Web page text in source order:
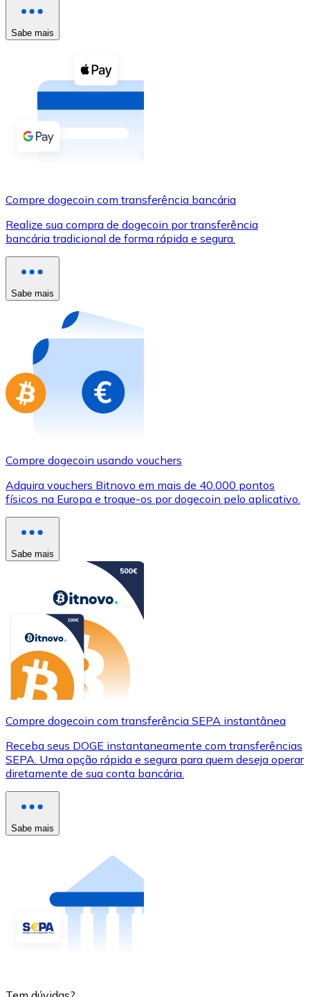
Ver tudo
Cupons cripto
Compre criptomoedas com dinheiro e outros
Comprar com dinheiro
Transferência SEPA
Use cartões Visa e Mastercard para comprar
Comprar com cartão
Compre cartões-presente das suas marcas favoritas
Ir para a loja de cartões-presente
Sabe mais
Compre dogecoin com transferência bancária
Realize sua compra de dogecoin por transferência
bancária tradicional de forma rápida e segura.
Sabe mais
Compre dogecoin usando vouchers
Adquira vouchers Bitnovo em mais de 40.000 pontos
físicos na Europa e troque-os por dogecoin pelo aplicativo.
Sabe mais
Compre dogecoin com transferência SEPA instantânea
Receba seus DOGE instantaneamente com transferências
SEPA. Uma opção rápida e segura para quem deseja operar
diretamente de sua conta bancária.
Sabe mais